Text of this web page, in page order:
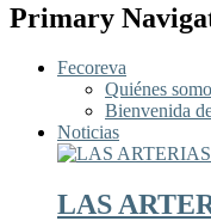
Primary
Fecoreva
Quiénes
Bienvenida
Noticias
LAS